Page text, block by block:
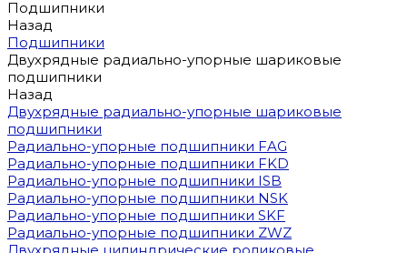
Подшипники
Назад
Подшипники
Двухрядные радиально-упорные шариковые
подшипники
Назад
Двухрядные радиально-упорные шариковые
подшипники
Радиально-упорные подшипники FAG
Радиально-упорные подшипники FKD
Радиально-упорные подшипники ISB
Радиально-упорные подшипники NSK
Радиально-упорные подшипники SKF
Радиально-упорные подшипники ZWZ